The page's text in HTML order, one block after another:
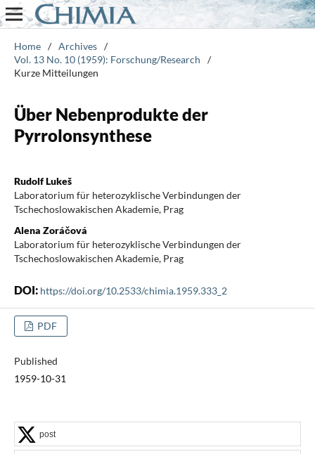
Home / Archives /
Vol. 13 No. 10 (1959): Forschung/Research
/
Kurze Mitteilungen
Über Nebenprodukte der
Pyrrolonsynthese
Rudolf Lukeš
Laboratorium für heterozyklische Verbindungen der
Tschechoslowakischen Akademie, Prag
Alena Zoráčová
Laboratorium für heterozyklische Verbindungen der
Tschechoslowakischen Akademie, Prag
DOI: https://doi.org/10.2533/chimia.1959.333_2
PDF
Published
1959-10-31
post